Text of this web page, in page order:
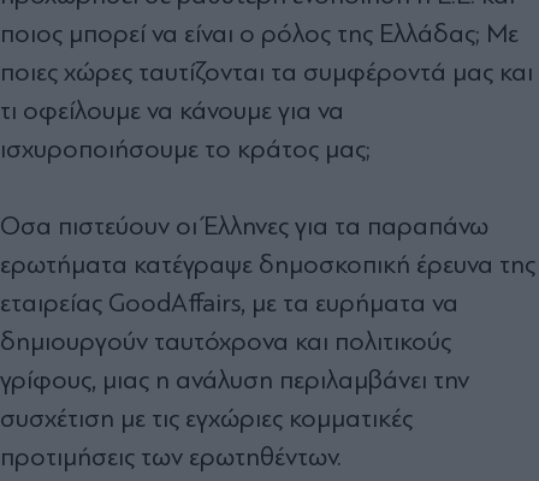
ποιος μπορεί να είναι ο ρόλος της Ελλάδας; Με
ποιες χώρες ταυτίζονται τα συμφέροντά μας και
τι οφείλουμε να κάνουμε για να
ισχυροποιήσουμε το κράτος μας;
Οσα πιστεύουν οι Έλληνες για τα παραπάνω
ερωτήματα κατέγραψε δημοσκοπική έρευνα της
εταιρείας GoodAffairs, με τα ευρήματα να
δημιουργούν ταυτόχρονα και πολιτικούς
γρίφους, μιας η ανάλυση περιλαμβάνει την
συσχέτιση με τις εγχώριες κομματικές
προτιμήσεις των ερωτηθέντων.